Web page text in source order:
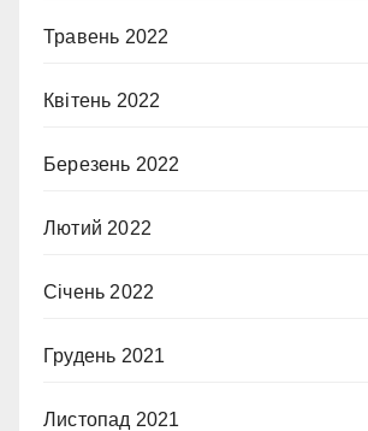
Травень 2022
Квітень 2022
Березень 2022
Лютий 2022
Січень 2022
Грудень 2021
Листопад 2021